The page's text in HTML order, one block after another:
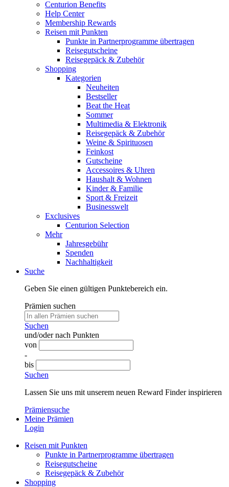
Centurion Benefits
Help Center
Membership Rewards
Reisen mit Punkten
Punkte in Partnerprogramme übertragen
Reisegutscheine
Reisegepäck & Zubehör
Shopping
Kategorien
Neuheiten
Bestseller
Beat the Heat
Sommer
Multimedia & Elektronik
Reisegepäck & Zubehör
Weine & Spirituosen
Feinkost
Gutscheine
Accessoires & Uhren
Haushalt & Wohnen
Kinder & Familie
Sport & Freizeit
Businesswelt
Exclusives
Centurion Selection
Mehr
Jahresgebühr
Spenden
Nachhaltigkeit
Suche
Geben Sie einen gültigen Punktebereich ein.
Prämien suchen
Suchen
und/oder nach Punkten
von
-
bis
Suchen
Lassen Sie uns mit unserem neuen Reward Finder inspirieren
Prämiensuche
Meine Prämien
Login
Reisen mit Punkten
Punkte in Partnerprogramme übertragen
Reisegutscheine
Reisegepäck & Zubehör
Shopping